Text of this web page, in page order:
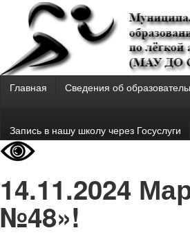
Главная Сведения об
Запись в нашу школу через Госуслуги
14.11.2024
№48»!